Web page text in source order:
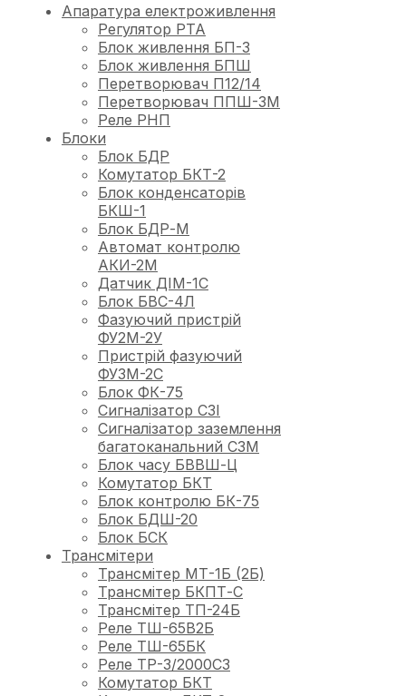
Апаратура електроживлення
Регулятор РТА
Блок живлення БП-3
Блок живлення БПШ
Перетворювач П12/14
Перетворювач ППШ-3М
Реле РНП
Блоки
Блок БДР
Комутатор БКТ-2
Блок конденсаторів
БКШ-1
Блок БДР-М
Автомат контролю
АКИ-2М
Датчик ДІМ-1С
Блок БВС-4Л
Фазуючий пристрій
ФУ2М-2У
Пристрій фазуючий
ФУ3М-2С
Блок ФК-75
Сигналізатор СЗІ
Сигналізатор заземлення
багатоканальний СЗМ
Блок часу БВВШ-Ц
Комутатор БКТ
Блок контролю БК-75
Блок БДШ-20
Блок БСК
Трансмітери
Трансмітер МТ-1Б (2Б)
Трансмітер БКПТ-С
Трансмітер ТП-24Б
Реле ТШ-65В2Б
Реле ТШ-65БК
Реле ТР-3/2000С3
Комутатор БКТ